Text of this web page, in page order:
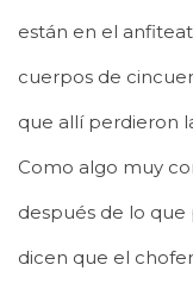
están en el
cuerpos de
que allí perdieron
Como algo muy
después de lo que
dicen que el